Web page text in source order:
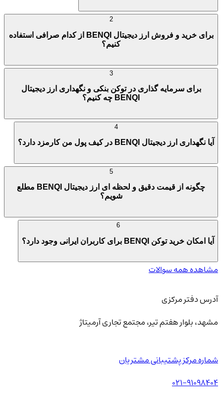
برای خرید و فروش ارز دیجیتال BENQI از کدام صرافی استفاده
کنیم؟
برای سرمایه گذاری در توکن بنکی و نگهداری ارز دیجیتال
BENQI چه کنیم؟
آیا نگهداری ارز دیجیتال BENQI در کیف پول من کارمزد دارد؟
چگونه از قیمت دقیق و لحظه ای ارز دیجیتال BENQI مطلع
شویم؟
آیا امکان خرید توکن BENQI برای کاربران ایرانی وجود دارد؟
مشاهده همه سوالات
آدرس دفتر مرکزی
مشهد، بلوار هفتم تیر، مجتمع تجاری آرمیتاژ
شماره مرکز پشتیبانی مشتریان
021-91098404